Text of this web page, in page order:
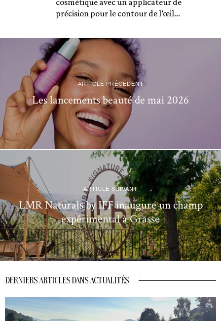
précision pour le contour de l’œil...
ARTICLE PRÉCÉDENT
Les lancements beauté de mai 2026
ARTICLE SUIVANT
LMR Naturals by IFF inaugure un champ
expérimental à Grasse
DERNIERS ARTICLES DANS ACTUALITÉS